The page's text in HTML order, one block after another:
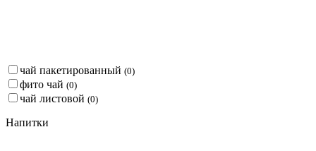
чай пакетированный (0)
фито чай (0)
чай листовой (0)
Напитки